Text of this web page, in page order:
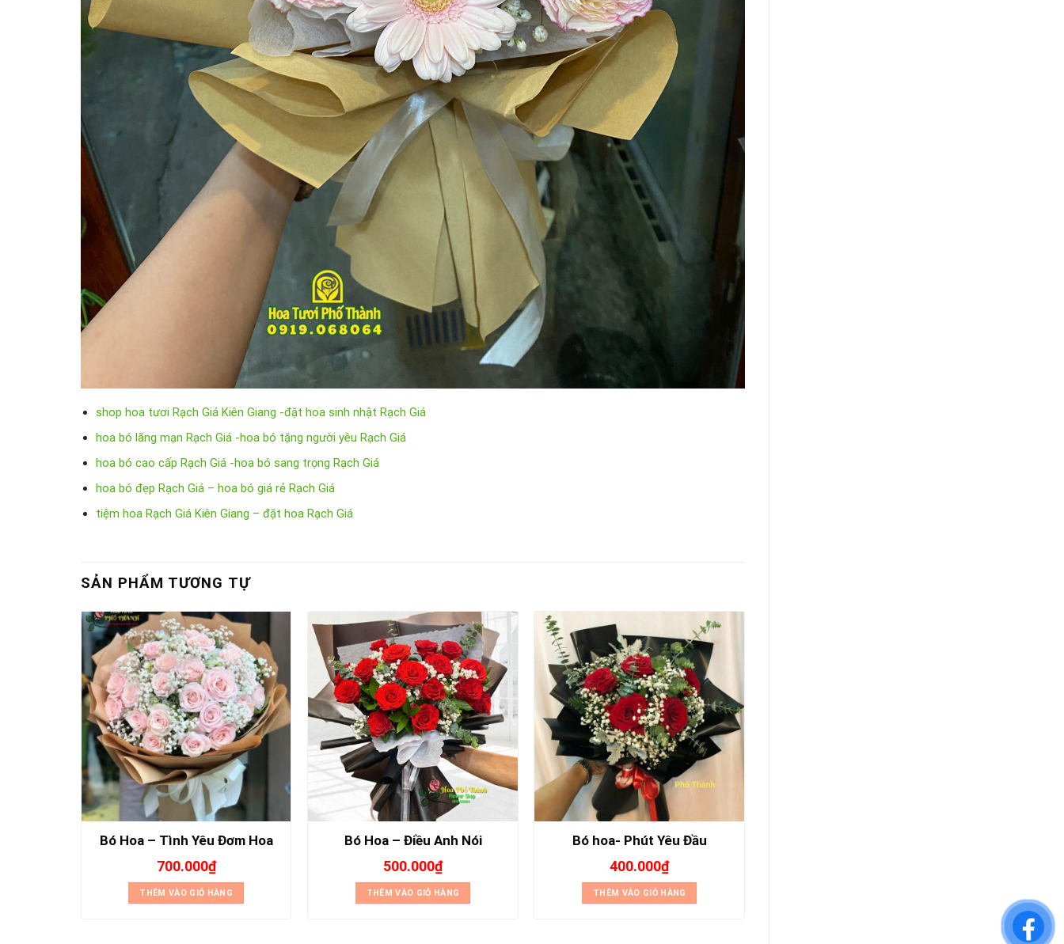
shop hoa tươi Rạch Giá Kiên Giang -đặt hoa sinh nhật Rạch Giá
hoa bó lãng mạn Rạch Giá -hoa bó tặng người yêu Rạch Giá
hoa bó cao cấp Rạch Giá -hoa bó sang trọng Rạch Giá
hoa bó đẹp Rạch Giá – hoa bó giá rẻ Rạch Giá
tiệm hoa Rạch Giá Kiên Giang – đặt hoa Rạch Giá
SẢN PHẨM TƯƠNG TỰ
Bó Hoa – Tình Yêu Đơm Hoa
700.000₫
THÊM VÀO GIỎ HÀNG
Bó Hoa – Điều Anh Nói
500.000₫
THÊM VÀO GIỎ HÀNG
Bó hoa- Phút Yêu Đầu
400.000₫
THÊM VÀO GIỎ HÀNG